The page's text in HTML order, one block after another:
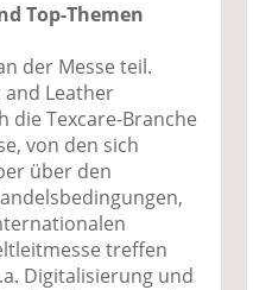
Top-Themen
der Messe teil.
and Leather
die Texcare-Branche
von den sich
über den
treffen
Digitalisierung und